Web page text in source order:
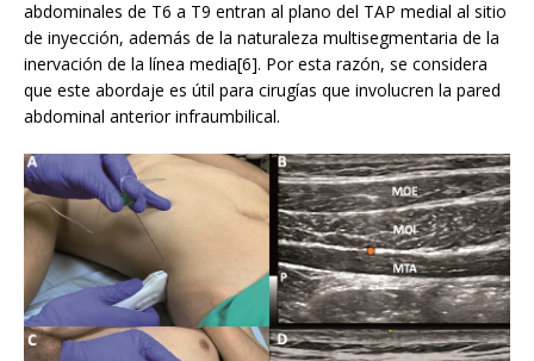
abdominales de T6 a T9 entran al plano del TAP medial al sitio
de inyección, además de la naturaleza multisegmentaria de la
inervación de la línea media[6]. Por esta razón, se considera
que este abordaje es útil para cirugías que involucren la pared
abdominal anterior infraumbilical.